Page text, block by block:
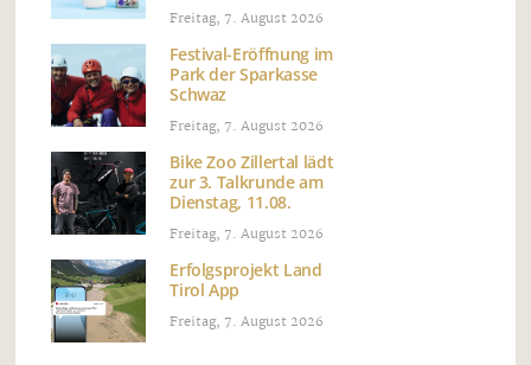
Freitag, 7. August 2026
Festival-Eröffnung im
Park der Sparkasse
Schwaz
Freitag, 7. August 2026
Bike Zoo Zillertal lädt
zur 3. Talkrunde am
Dienstag, 11.08.
Freitag, 7. August 2026
Erfolgsprojekt Land
Tirol App
Freitag, 7. August 2026